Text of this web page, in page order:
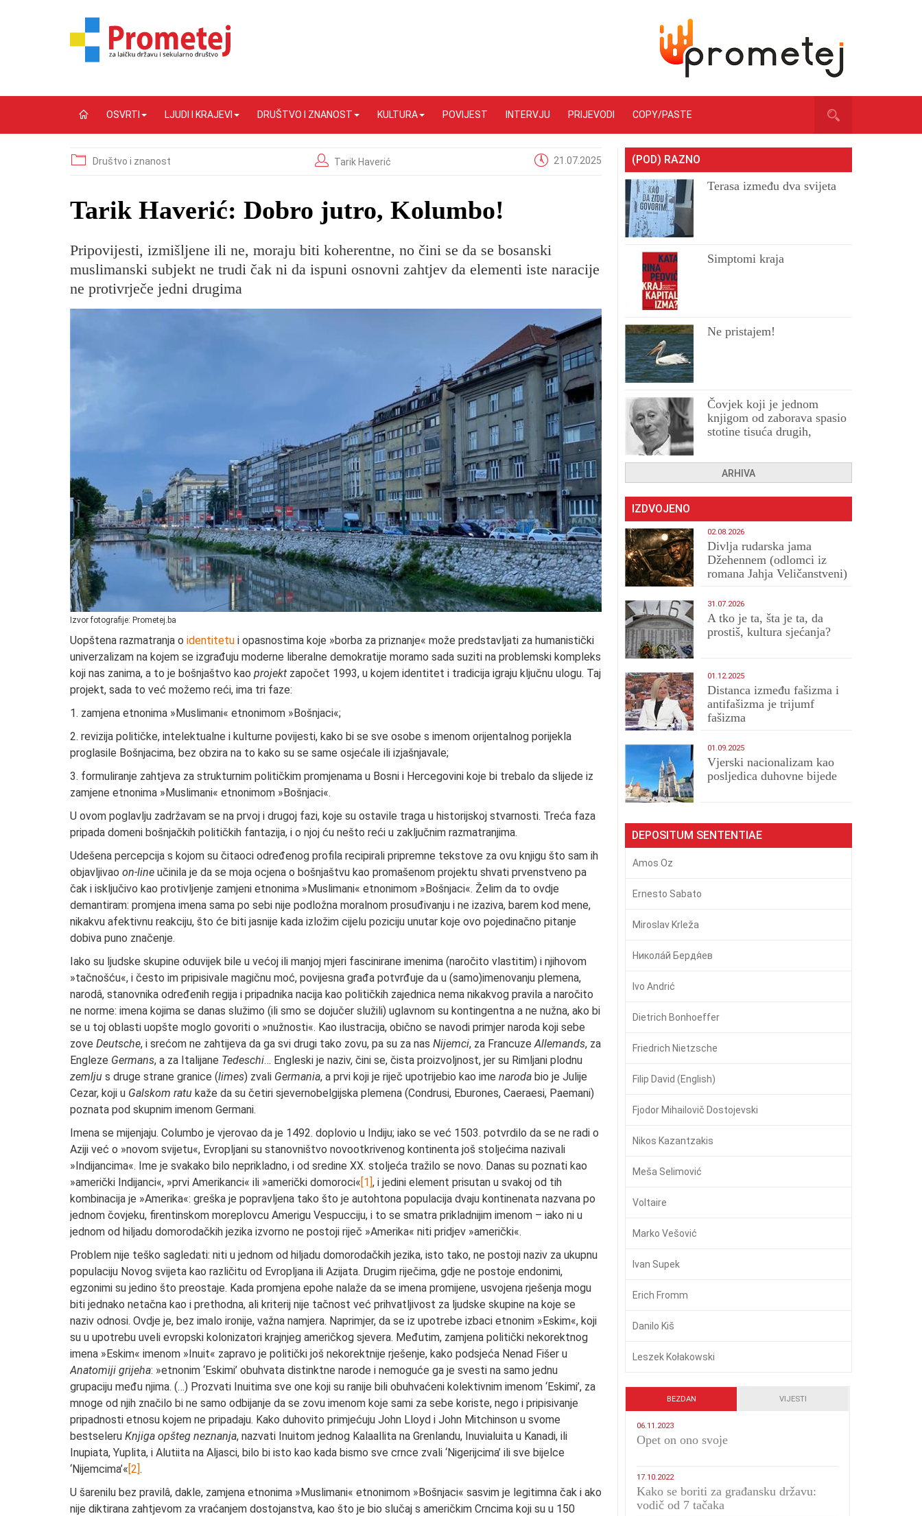
OSVRTI LJUDI I KRAJEVI DRUŠTVO I ZNANOST KULTURA POVIJEST INTERVJU PRIJEVODI COPY/PASTE
Društvo i znanost Tarik Haverić 21.07.2025
Tarik Haverić: Dobro jutro, Kolumbo!
Pripovijesti, izmišljene ili ne, moraju biti koherentne, no čini se da se bosanski
muslimanski subjekt ne trudi čak ni da ispuni osnovni zahtjev da elementi iste naracije
ne protivrječe jedni drugima
Izvor fotografije: Prometej.ba
Uopštena razmatranja o identitetu i opasnostima koje »borba za priznanje« može predstavljati za humanistički
univerzalizam na kojem se izgrađuju moderne liberalne demokratije moramo sada suziti na problemski kompleks
koji nas zanima, a to je bošnjaštvo kao projekt započet 1993, u kojem identitet i tradicija igraju ključnu ulogu. Taj
projekt, sada to već možemo reći, ima tri faze:
1. zamjena etnonima »Muslimani« etnonimom »Bošnjaci«;
2. revizija političke, intelektualne i kulturne povijesti, kako bi se sve osobe s imenom orijentalnog porijekla
proglasile Bošnjacima, bez obzira na to kako su se same osjećale ili izjašnjavale;
3. formuliranje zahtjeva za strukturnim političkim promjenama u Bosni i Hercegovini koje bi trebalo da slijede iz
zamjene etnonima »Muslimani« etnonimom »Bošnjaci«.
U ovom poglavlju zadržavam se na prvoj i drugoj fazi, koje su ostavile traga u historijskoj stvarnosti. Treća faza
pripada domeni bošnjačkih političkih fantazija, i o njoj ću nešto reći u zaključnim razmatranjima.
Udešena percepcija s kojom su čitaoci određenog profila recipirali pripremne tekstove za ovu knjigu što sam ih
objavljivao on-line učinila je da se moja ocjena o bošnjaštvu kao promašenom projektu shvati prvenstveno pa
čak i isključivo kao protivljenje zamjeni etnonima »Muslimani« etnonimom »Bošnjaci«. Želim da to ovdje
demantiram: promjena imena sama po sebi nije podložna moralnom prosuđivanju i ne izaziva, barem kod mene,
nikakvu afektivnu reakciju, što će biti jasnije kada izložim cijelu poziciju unutar koje ovo pojedinačno pitanje
dobiva puno značenje.
Iako su ljudske skupine oduvijek bile u većoj ili manjoj mjeri fascinirane imenima (naročito vlastitim) i njihovom
»tačnošću«, i često im pripisivale magičnu moć, povijesna građa potvrđuje da u (samo)imenovanju plemena,
narodâ, stanovnika određenih regija i pripadnika nacija kao političkih zajednica nema nikakvog pravila a naročito
ne norme: imena kojima se danas služimo (ili smo se dojučer služili) uglavnom su kontingentna a ne nužna, ako bi
se u toj oblasti uopšte moglo govoriti o »nužnosti«. Kao ilustracija, obično se navodi primjer naroda koji sebe
zove Deutsche, i srećom ne zahtijeva da ga svi drugi tako zovu, pa su za nas Nijemci, za Francuze Allemands, za
Engleze Germans, a za Italijane Tedeschi… Engleski je naziv, čini se, čista proizvoljnost, jer su Rimljani plodnu
zemlju s druge strane granice (limes) zvali Germania, a prvi koji je riječ upotrijebio kao ime naroda bio je Julije
Cezar, koji u Galskom ratu kaže da su četiri sjevernobelgijska plemena (Condrusi, Eburones, Caeraesi, Paemani)
poznata pod skupnim imenom Germani.
Imena se mijenjaju. Columbo je vjerovao da je 1492. doplovio u Indiju; iako se već 1503. potvrdilo da se ne radi o
Aziji već o »novom svijetu«, Evropljani su stanovništvo novootkrivenog kontinenta još stoljećima nazivali
»Indijancima«. Ime je svakako bilo neprikladno, i od sredine XX. stoljeća tražilo se novo. Danas su poznati kao
»američki Indijanci«, »prvi Amerikanci« ili »američki domoroci«[1], i jedini element prisutan u svakoj od tih
kombinacija je »Amerika«: greška je popravljena tako što je autohtona populacija dvaju kontinenata nazvana po
jednom čovjeku, firentinskom moreplovcu Amerigu Vespucciju, i to se smatra prikladnijim imenom – iako ni u
jednom od hiljadu domorodačkih jezika izvorno ne postoji riječ »Amerika« niti pridjev »američki«.
Problem nije teško sagledati: niti u jednom od hiljadu domorodačkih jezika, isto tako, ne postoji naziv za ukupnu
populaciju Novog svijeta kao različitu od Evropljana ili Azijata. Drugim riječima, gdje ne postoje endonimi,
egzonimi su jedino što preostaje. Kada promjena epohe nalaže da se imena promijene, usvojena rješenja mogu
biti jednako netačna kao i prethodna, ali kriterij nije tačnost već prihvatljivost za ljudske skupine na koje se
naziv odnosi. Ovdje je, bez imalo ironije, važna namjera. Naprimjer, da se iz upotrebe izbaci etnonim »Eskim«, koji
su u upotrebu uveli evropski kolonizatori krajnjeg američkog sjevera. Međutim, zamjena politički nekorektnog
imena »Eskim« imenom »Inuit« zapravo je politički još nekorektnije rješenje, kako podsjeća Nenad Fišer u
Anatomiji grijeha: »etnonim ‘Eskimi’ obuhvata distinktne narode i nemoguće ga je svesti na samo jednu
grupaciju među njima. (…) Prozvati Inuitima sve one koji su ranije bili obuhvaćeni kolektivnim imenom ‘Eskimi’, za
mnoge od njih značilo bi ne samo odbijanje da se zovu imenom koje sami za sebe koriste, nego i pripisivanje
pripadnosti etnosu kojem ne pripadaju. Kako duhovito primjećuju John Lloyd i John Mitchinson u svome
bestseleru Knjiga opšteg neznanja, nazvati Inuitom jednog Kalaallita na Grenlandu, Inuvialuita u Kanadi, ili
Inupiata, Yuplita, i Alutiita na Aljasci, bilo bi isto kao kada bismo sve crnce zvali ‘Nigerijcima’ ili sve bijelce
‘Nijemcima’«[2].
U šarenilu bez pravilâ, dakle, zamjena etnonima »Muslimani« etnonimom »Bošnjaci« sasvim je legitimna čak i ako
nije diktirana zahtjevom za vraćanjem dostojanstva, kao što je bio slučaj s američkim Crncima koji su u 150
(POD) RAZNO
Terasa između dva svijeta
Simptomi kraja
Ne pristajem!
Čovjek koji je jednom
knjigom od zaborava spasio
stotine tisuća drugih,
ARHIVA
IZDVOJENO
02.08.2026
Divlja rudarska jama
Džehennem (odlomci iz
romana Jahja Veličanstveni)
31.07.2026
A tko je ta, šta je ta, da
prostiš, kultura sjećanja?
01.12.2025
Distanca između fašizma i
antifašizma je trijumf
fašizma
01.09.2025
​Vjerski nacionalizam kao
posljedica duhovne bijede
DEPOSITUM SENTENTIAE
Amos Oz
Ernesto Sabato
Miroslav Krleža
Никола́й Бердя́ев
Ivo Andrić
Dietrich Bonhoeffer
Friedrich Nietzsche
Filip David (English)
Fjodor Mihailovič Dostojevski
Nikos Kazantzakis
Meša Selimović
Voltaire
Marko Vešović
Ivan Supek
Erich Fromm
Danilo Kiš
Leszek Kołakowski
BEZDAN VIJESTI
06.11.2023
​Opet on ono svoje
17.10.2022
Kako se boriti za građansku državu:
vodič od 7 tačaka